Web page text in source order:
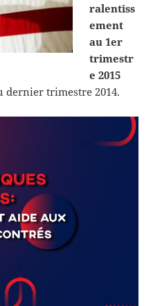
ralentiss
ement
au 1er
trimestr
e 2015
dernier trimestre 2014.